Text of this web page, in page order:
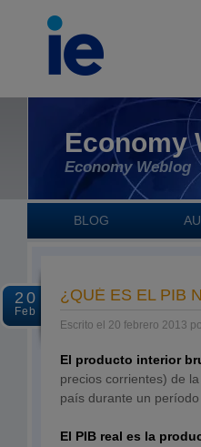
Economy
Economy Weblog
BLOG
20
Feb
¿QUÉ ES EL PIB
Escrito el 20 febrero 2013
El producto interior
precios corrientes) de
país durante un
El PIB real es la